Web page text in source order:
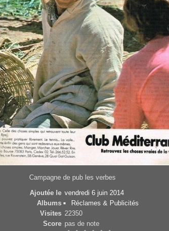
Campagne de pub les verbes
Ajoutée le vendredi 6 juin 2014
Albums
Réclames & Publicités
Visites 22350
Score pas de note